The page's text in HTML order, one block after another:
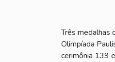
Três medalhas
Olimpíada
cerimônia 139